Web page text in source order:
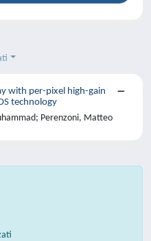
with per-pixel high-gain
technology
Perenzoni, Matteo